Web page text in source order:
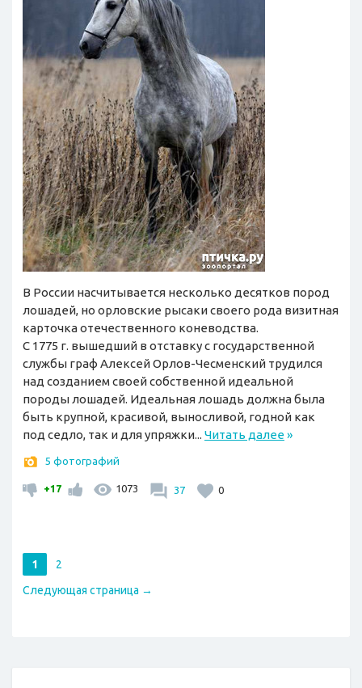
В России насчитывается несколько десятков пород
лошадей, но орловские рысаки своего рода визитная
карточка отечественного коневодства.
С 1775 г. вышедший в отставку с государственной
службы граф Алексей Орлов-Чесменский трудился
над созданием своей собственной идеальной
породы лошадей. Идеальная лошадь должна была
быть крупной, красивой, выносливой, годной как
под седло, так и для упряжки... Читать далее»
5 фотографий
+17 1073 37 0
1
2
Следующая страница →